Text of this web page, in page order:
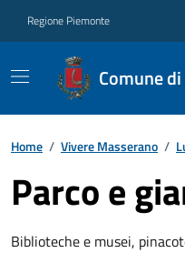
Regione Piemonte
Comune
Home / Vivere Masserano /
Parco e
Biblioteche e musei,